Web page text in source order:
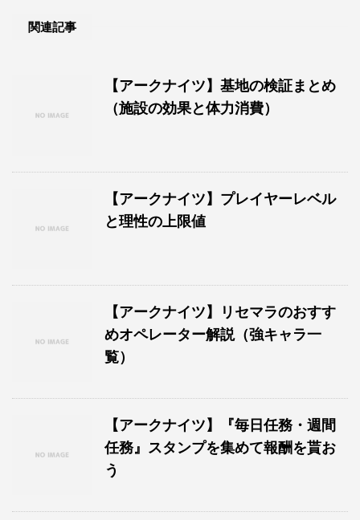
関連記事
【アークナイツ】基地の検証まとめ
（施設の効果と体力消費）
【アークナイツ】プレイヤーレベル
と理性の上限値
【アークナイツ】リセマラのおすす
めオペレーター解説（強キャラ一
覧）
【アークナイツ】『毎日任務・週間
任務』スタンプを集めて報酬を貰お
う